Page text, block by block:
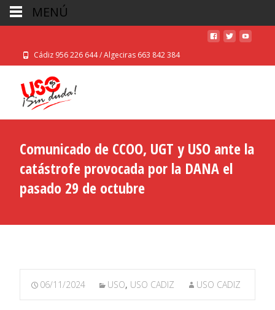
Cádiz 956 226 644 / Algeciras 663 842 384
Comunicado de CCOO, UGT y USO ante la
catástrofe provocada por la DANA el
pasado 29 de octubre
06/11/2024 USO, USO CADIZ USO CADIZ
MENÚ